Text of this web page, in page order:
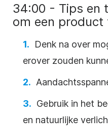
34:00 - Tips en
om een product
Denk na over
erover zouden
Gebruik in het
en natuurlijke